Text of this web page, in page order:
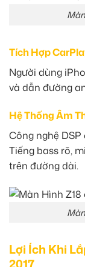
Tích Hợp
Người dùng
và dẫn đường
Hệ Thống Âm
Công nghệ
Tiếng bass rõ,
trên đường dài.
Lợi Ích Khi